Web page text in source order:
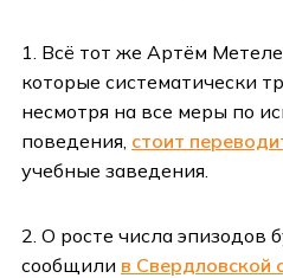
1. Всё тот же Артём
которые систематически
несмотря на все меры по
поведения, стоит
учебные заведения.
2. О росте числа эпизодов
сообщили в Свердловской